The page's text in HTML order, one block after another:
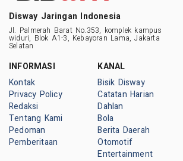
Disway Jaringan Indonesia
Jl. Palmerah Barat No.353, komplek kampus
widuri, Blok A1-3, Kebayoran Lama, Jakarta
Selatan
INFORMASI
Kontak
Privacy Policy
Redaksi
Tentang Kami
Pedoman
Pemberitaan
KANAL
Bisik Disway
Catatan Harian
Dahlan
Bola
Berita Daerah
Otomotif
Entertainment